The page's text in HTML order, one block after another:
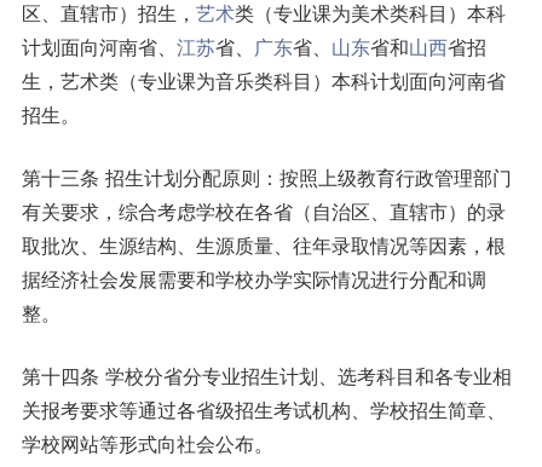
区、直辖市）招生， 艺术类（专业课为美术类科目）本科
计划面向河南省、 江苏省、 广东省、 山东省和山西省招
生，艺术类（专业课为音乐类科目）本科计划面向河南省
招生。
第十三条 招生计划分配原则：按照上级教育行政管理部门
有关要求，综合考虑学校在各省（自治区、直辖市）的录
取批次、生源结构、生源质量、往年录取情况等因素，根
据经济社会发展需要和学校办学实际情况进行分配和调
整。
第十四条 学校分省分专业招生计划、选考科目和各专业相
关报考要求等通过各省级招生考试机构、学校招生简章、
学校网站等形式向社会公布。